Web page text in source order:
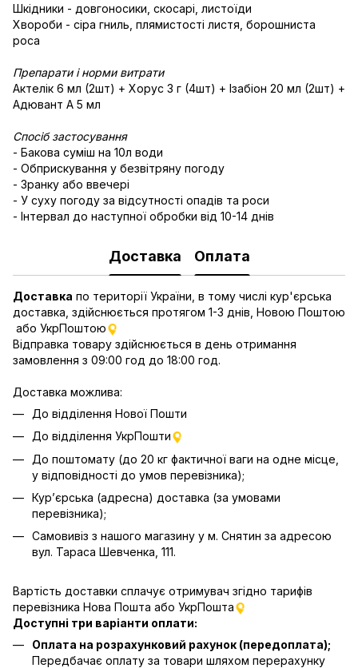
Шкідники - довгоносики, скосарі, листоїди
Хвороби - сіра гниль, плямистості листя, борошниста
роса
Препарати і норми витрати
Актелік 6 мл (2шт) + Хорус 3 г (4шт) + Ізабіон 20 мл (2шт) +
Адювант А 5 мл
Спосіб застосування
- Бакова суміш на 10л води
- Обприскування у безвітряну погоду
- Зранку або ввечері
- У суху погоду за відсутності опадів та роси
- Інтервал до наступної обробки від 10-14 днів
Доставка Оплата
Доставка по території України, в тому числі кур'єрська
доставка, здійснюється протягом 1-3 днів, Новою Поштою
або УкрПоштою
Відправка товару здійснюється в день отримання
замовлення з 09:00 год до 18:00 год.
Доставка можлива:
До відділення Нової Пошти
До відділення УкрПошти
До поштомату (до 20 кг фактичної ваги на одне місце,
у відповідності до умов перевізника);
Кур’єрська (адресна) доставка (за умовами
перевізника);
Самовивіз з нашого магазину у м. Снятин за адресою
вул. Тараса Шевченка, 111.
Вартість доставки сплачує отримувач згідно тарифів
перевізника Нова Пошта або УкрПошта
Доступні три варіанти оплати:
Оплата на розрахунковий рахунок (передоплата);
Передбачає оплату за товари шляхом перерахунку